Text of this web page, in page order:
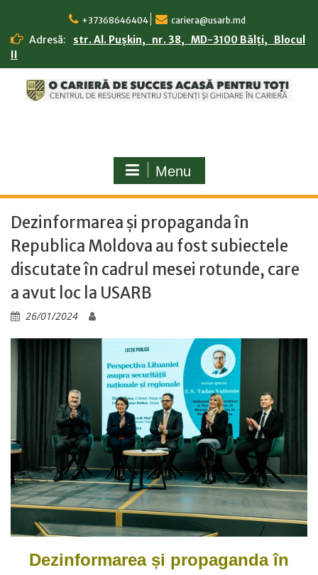
content
+37368646404 cariera@usarb.md
Adresă:
str. Al. Pușkin, nr. 38, MD-3100 Bălți, Blocul
II
Menu
Dezinformarea și propaganda în
Republica Moldova au fost subiectele
discutate în cadrul mesei rotunde, care
a avut loc la USARB
26/01/2024
Dezinformarea și propaganda în